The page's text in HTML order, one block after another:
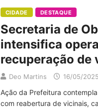
CIDADE DESTAQUE
Secretaria de
intensifica
recuperação de
Deo Martins 16/05/2025
Ação da Prefeitura
com reabertura de vicinais,